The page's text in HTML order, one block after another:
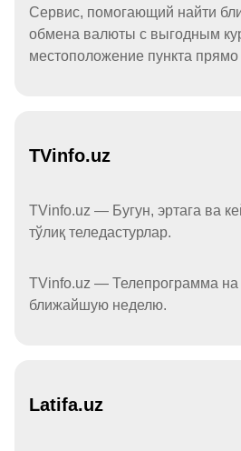
Сервис, помогающий найти
обмена валюты с выгодным
местоположение пункта прямо
TVinfo.uz
TVinfo.uz — Бугун, эртага ва
тўлиқ теледастурлар.
TVinfo.uz — Телепрограмма на
ближайшую неделю.
Latifa.uz